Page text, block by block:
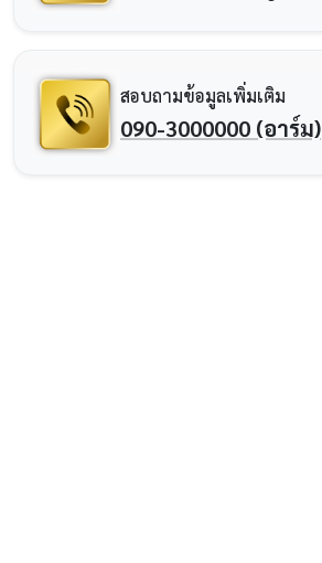
สอบถามข้อมูลเพิ่มเติม
090-3000000 (อาร์ม)